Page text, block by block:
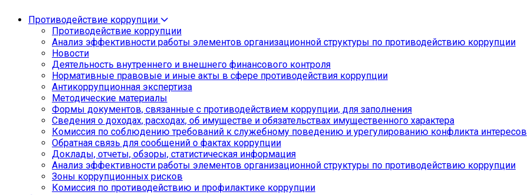
Противодействие коррупции
Противодействие коррупции
Анализ эффективности работы элементов организационной структуры по противодействию коррупции
Новости
Деятельность внутреннего и внешнего финансового контроля
Нормативные правовые и иные акты в сфере противодействия коррупции
Антикоррупционная экспертиза
Методические материалы
Формы документов, связанные с противодействием коррупции, для заполнения
Сведения о доходах, расходах, об имуществе и обязательствах имущественного характера
Комиссия по соблюдению требований к служебному поведению и урегулированию конфликта интересов
Обратная связь для сообщений о фактах коррупции
Доклады, отчеты, обзоры, статистическая информация
Анализ эффективности работы элементов организационной структуры по противодействию коррупции
Зоны коррупционных рисков
Комиссия по противодействию и профилактике коррупции